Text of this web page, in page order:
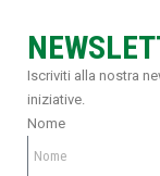
Iscriviti alla nostra
iniziative.
Nome